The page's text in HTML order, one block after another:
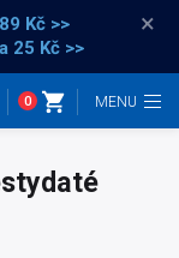
Kč >>
25 Kč >>
×
0